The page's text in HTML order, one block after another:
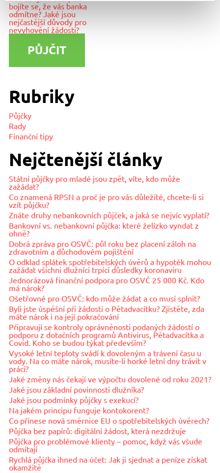
bojíte se, že vás banka
odmítne? Jaké jsou
nejčastější důvody pro
nevyhovění žádosti?
PŮJČIT
Rubriky
Půjčky
Rady
Finanční tipy
Nejčtenější články
Státní půjčky pro mladé jsou zpět, víte, kdo může
zažádat?
Co znamená RPSN a proč je pro vás důležité, chcete-li si
vzít půjčku?
Znáte druhy nebankovních půjček, a jaká se nejvíc vyplatí?
Bankovní vs. nebankovní půjčka: které želízko vyndat z
ohně?
Dobrá zpráva pro OSVČ: půl roku bez placení záloh na
zdravotním a důchodovém pojištění
O odklad splátek spotřebitelských úvěrů a hypoték mohou
zažádat všichni dlužníci trpící důsledky koronaviru
Jednorázová finanční podpora pro OSVČ 25 000 Kč. Kdo
má nárok?
Ošetřovné pro OSVČ: kdo může žádat a co musí splnit?
Byli jste úspěšní při žádosti o Pětadvacítku? Zjistěte, zda
máte nárok i na její pokračování
Připravují se kontroly oprávněnosti podaných žádostí o
podporu z dotačních programů Antivirus, Pětadvacítka a
Covid. Koho se budou týkat především?
Vysoké letní teploty svádí k dovoleným a trávení času u
vody. Na co máte nárok, musíte-li horké letní dny trávit v
práci?
Jaké změny nás čekají ve výpočtu dovolené od roku 2021?
Jaké jsou základní povinnosti dlužníka?
Jaké jsou podmínky půjčky s exekucí?
Na jakém principu funguje kontokorent?
Co přinese nová směrnice EU o spotřebitelských úvěrech?
Půjčka bez papírů: digitální žádost, která nezdržuje
Půjčka pro problémové klienty – pomoc, když vás všude
odmítají
Rychlá půjčka ihned na účet: Jak ji sjednat a peníze získat
okamžitě